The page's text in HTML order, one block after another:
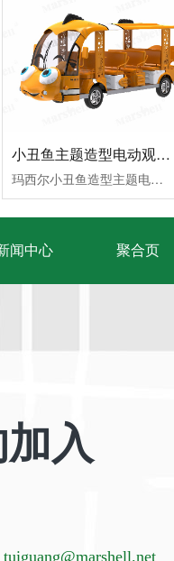
小丑鱼主题造型电动观光车
玛西尔小丑鱼造型主题电动观光车根据一对一的专业设计制造服务，延伸出各种造型电动观光车，根据不同使用场景单独开发新车型，造型时尚漂亮，更好的适应客户需求。提供量⾝定制的景区观光车、园区观光车等定制方案，让观光车扮演多种角色，满⾜客⼾的不同需求，助力绿色低碳运营，提升客户服务品质与品牌形象。联系我们了解造型定制电动观光车价格。
闻中心 聚合页
入
tuiguang@marshell.net